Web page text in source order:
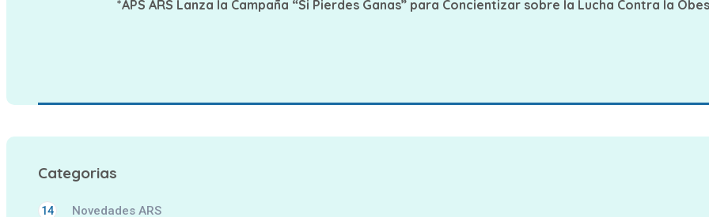
*APS ARS Lanza la Campaña “Si Pierdes Ganas” para Concientizar sobre la Lucha Contra la
Categorias
Novedades ARS
14